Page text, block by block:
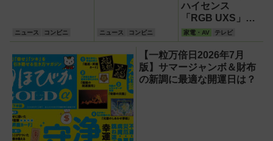
ニュース コンビニ ニュース コンビニ
ハイセンス
「RGB UXS」登
場！液晶の常識を
覆す「RGB
MiniLED」の衝撃
家電・AV テレビ
【一粒万倍日2026年7月
版】サマージャンボ＆財布
の新調に最適な開運日は？